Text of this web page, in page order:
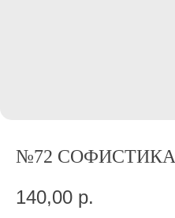
№72 СОФИСТИКА
140,00 р.